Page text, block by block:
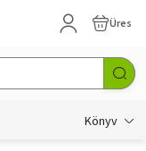
Üres
Könyv